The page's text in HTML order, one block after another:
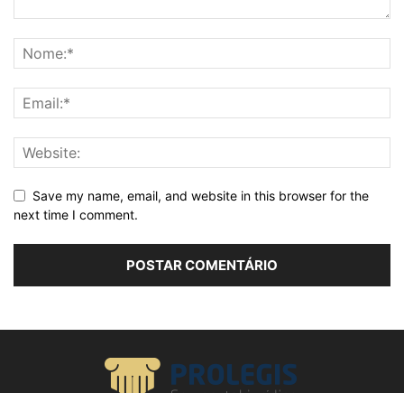
Save my name, email, and website in this browser for the
next time I comment.